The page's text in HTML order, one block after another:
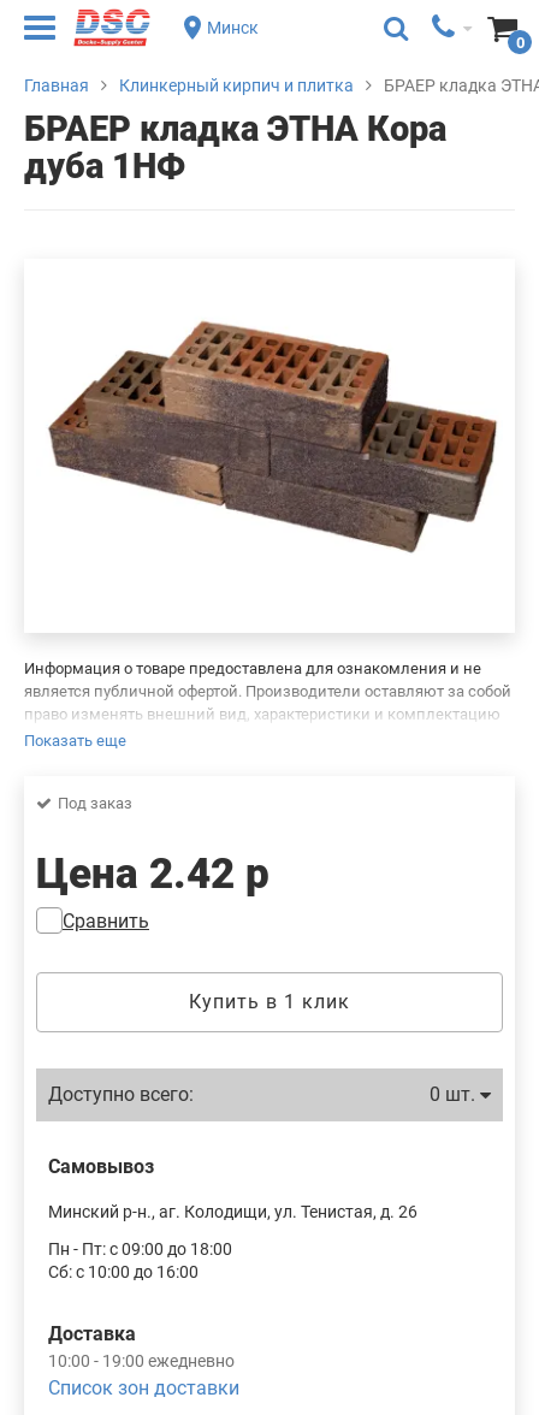
Минск
0
Главная Клинкерный кирпич и плитка БРАЕР кладка
БРАЕР кладка ЭТНА Кора
дуба 1НФ
Информация о товаре предоставлена для ознакомления и не
является публичной офертой. Производители оставляют за собой
право изменять внешний вид, характеристики и комплектацию
товара, предварительно не уведомляя продавцов и потребителей.
фотографиях товара. Будем благодарны вам за сообщение об
Показать еще
Под заказ
Цена 2.42 р
Сравнить
Купить в 1 клик
Доступно всего: 0 шт.
Самовывоз
Минский р-н., аг. Колодищи, ул. Тенистая, д. 26
Пн - Пт: с 09:00 до 18:00
Сб: с 10:00 до 16:00
Доставка
10:00 - 19:00 ежедневно
Список зон доставки